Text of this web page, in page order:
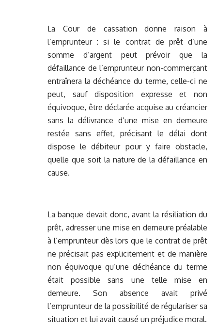
La Cour de cassation donne raison à
l’emprunteur : si le contrat de prêt d’une
somme d’argent peut prévoir que la
défaillance de l’emprunteur non-commerçant
entraînera la déchéance du terme, celle-ci ne
peut, sauf disposition expresse et non
équivoque, être déclarée acquise au créancier
sans la délivrance d’une mise en demeure
restée sans effet, précisant le délai dont
dispose le débiteur pour y faire obstacle,
quelle que soit la nature de la défaillance en
cause.
La banque devait donc, avant la résiliation du
prêt, adresser une mise en demeure préalable
à l’emprunteur dès lors que le contrat de prêt
ne précisait pas explicitement et de manière
non équivoque qu’une déchéance du terme
était possible sans une telle mise en
demeure. Son absence avait privé
l’emprunteur de la possibilité de régulariser sa
situation et lui avait causé un préjudice moral.